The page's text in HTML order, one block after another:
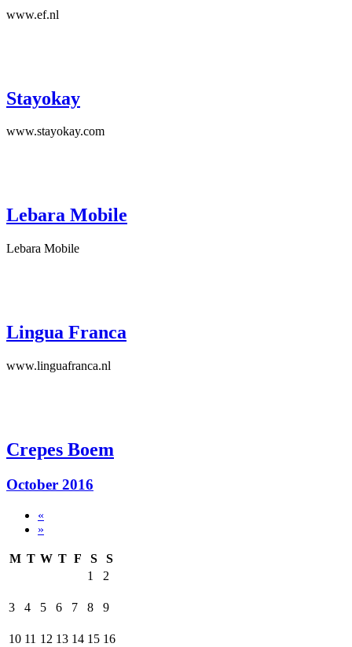
www.ef.nl
Stayokay
www.stayokay.com
Lebara Mobile
Lebara Mobile
Lingua Franca
www.linguafranca.nl
Crepes Boem
October 2016
«
»
M T W T F S
S
1
2
3 4 5 6 7 8 9
10 11 12 13 14 15 16